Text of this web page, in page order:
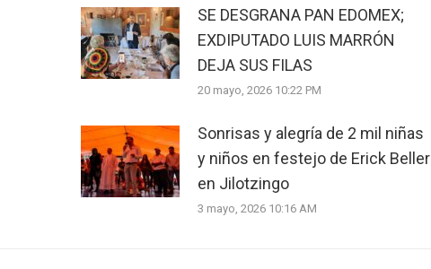
SE DESGRANA PAN EDOMEX;
EXDIPUTADO LUIS MARRÓN
DEJA SUS FILAS
20 mayo, 2026 10:22 PM
Sonrisas y alegría de 2 mil niñas
y niños en festejo de Erick Beller
en Jilotzingo
3 mayo, 2026 10:16 AM